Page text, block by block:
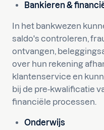
Bankieren &
In het bankwezen
saldo's controleren,
ontvangen,
over hun rekening
klantenservice en
bij de pre-kwalificatie
financiële processen.
Onderwijs